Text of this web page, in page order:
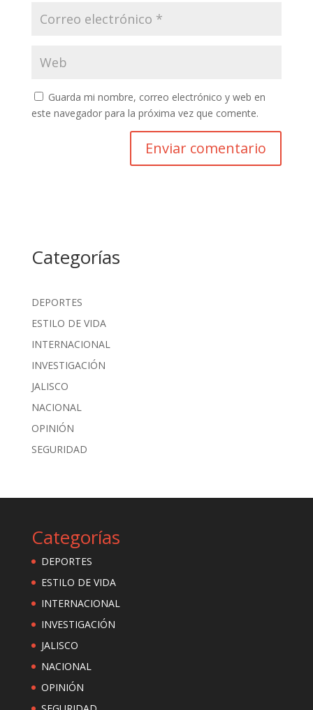
Guarda mi nombre, correo electrónico y web en
este navegador para la próxima vez que comente.
Categorías
DEPORTES
ESTILO DE VIDA
INTERNACIONAL
INVESTIGACIÓN
JALISCO
NACIONAL
OPINIÓN
SEGURIDAD
Categorías
DEPORTES
ESTILO DE VIDA
INTERNACIONAL
INVESTIGACIÓN
JALISCO
NACIONAL
OPINIÓN